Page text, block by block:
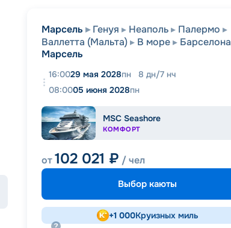
Марсель Генуя Неаполь
Палермо
Валлетта (Мальта)
В море
Барселона
Марсель
16:0029 мая 2028пн 8 дн/7 нч
08:0005 июня 2028пн
MSC Seashore
КОМФОРТ
от102 021 ₽ / чел
Выбор каюты
+1 000Круизных миль